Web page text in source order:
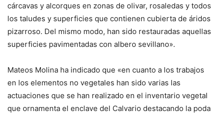
cárcavas y alcorques en zonas de olivar, rosaledas y todos
los taludes y superficies que contienen cubierta de áridos
pizarroso. Del mismo modo, han sido restauradas aquellas
superficies pavimentadas con albero sevillano».
Mateos Molina ha indicado que «en cuanto a los trabajos
en los elementos no vegetales han sido varias las
actuaciones que se han realizado en el inventario vegetal
que ornamenta el enclave del Calvario destacando la poda